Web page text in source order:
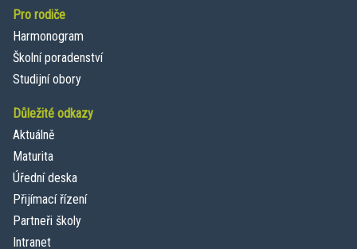
Pro rodiče
Harmonogram
Školní poradenství
Studijní obory
Důležité odkazy
Aktuálně
Maturita
Úřední deska
Přijímací řízení
Partneři školy
Intranet